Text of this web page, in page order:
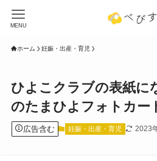
MENU
ホーム 妊娠・出産・育児
ひよこクラブの表紙に
のたまひよフォトカー
広告含む 妊娠・出産・育児 2023